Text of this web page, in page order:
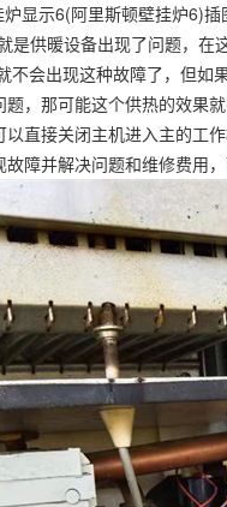
显示6(阿里斯顿壁挂炉6)
暖设备出现了问题，在
出现这种故障了，但如
，那可能这个供热的效果
直接关闭主机进入主的工
障并解决问题和维修费用